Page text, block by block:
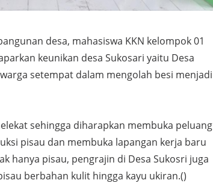
desa, mahasiswa KKN kelompok 01
keunikan desa Sukosari yaitu Desa
setempat dalam mengolah besi menjadi
sehingga diharapkan membuka peluang
pisau dan membuka lapangan kerja baru
hanya pisau, pengrajin di Desa Sukosri juga
berbahan kulit hingga kayu ukiran.()